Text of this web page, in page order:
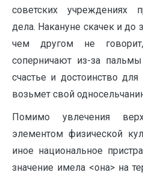
советских учреждениях
дела. Накануне скачек и до
чем другом не
соперничают из-за
счастье и достоинство
возьмет свой
Помимо увлечения
элементом физической
иное национальное
значение имела <она> на